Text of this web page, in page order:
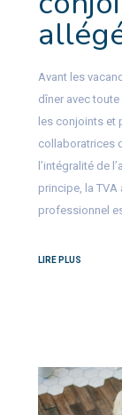
Avant les
dîner avec
les conjoints et
collaboratrices
l’intégralité de
principe, la TVA
professionnel
LIRE PLUS